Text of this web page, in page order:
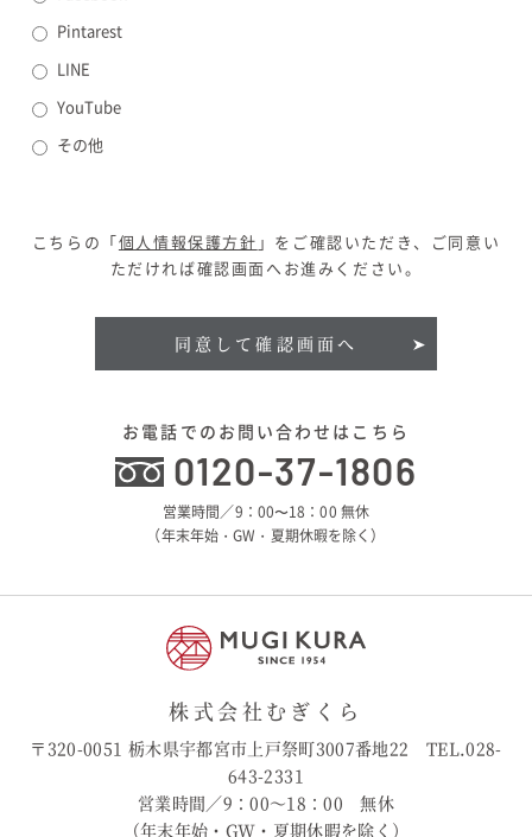
Pintarest
LINE
YouTube
その他
こちらの「個人情報保護方針 」をご確認いただき、ご同意い
ただければ確認画面へお進みください。
同意して確認画面へ
お電話でのお問い合わせはこちら
0120-37-1806
営業時間／9：00〜18：00 無休
（年末年始・GW・夏期休暇を除く）
株式会社むぎくら
〒320-0051 栃木県宇都宮市上戸祭町3007番地22 TEL.028-
643-2331
営業時間／9：00〜18：00 無休
（年末年始・GW・夏期休暇を除く）